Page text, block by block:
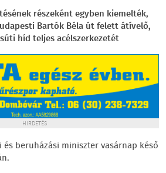
részeként egyben kiemelték,
Bartók Béla út felett átívelő,
híd teljes acélszerkezetét
HIRDETÉS
beruházási miniszter vasárnap késő